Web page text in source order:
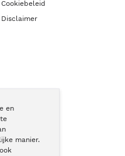
en
manier.
Cookiebeleid
Disclaimer